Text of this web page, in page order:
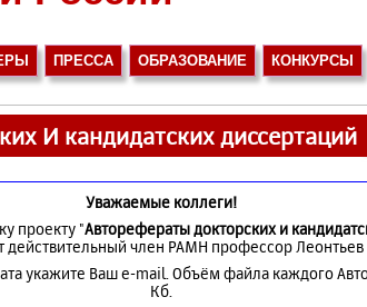
ПРЕССА ОБРАЗОВАНИЕ КОНКУРСЫ
И кандидатских диссертаций
Уважаемые коллеги!
проекту "Авторефераты докторских и
действительный член РАМН профессор Леонтьев
укажите Ваш e-mail. Объём файла каждого
Кб.